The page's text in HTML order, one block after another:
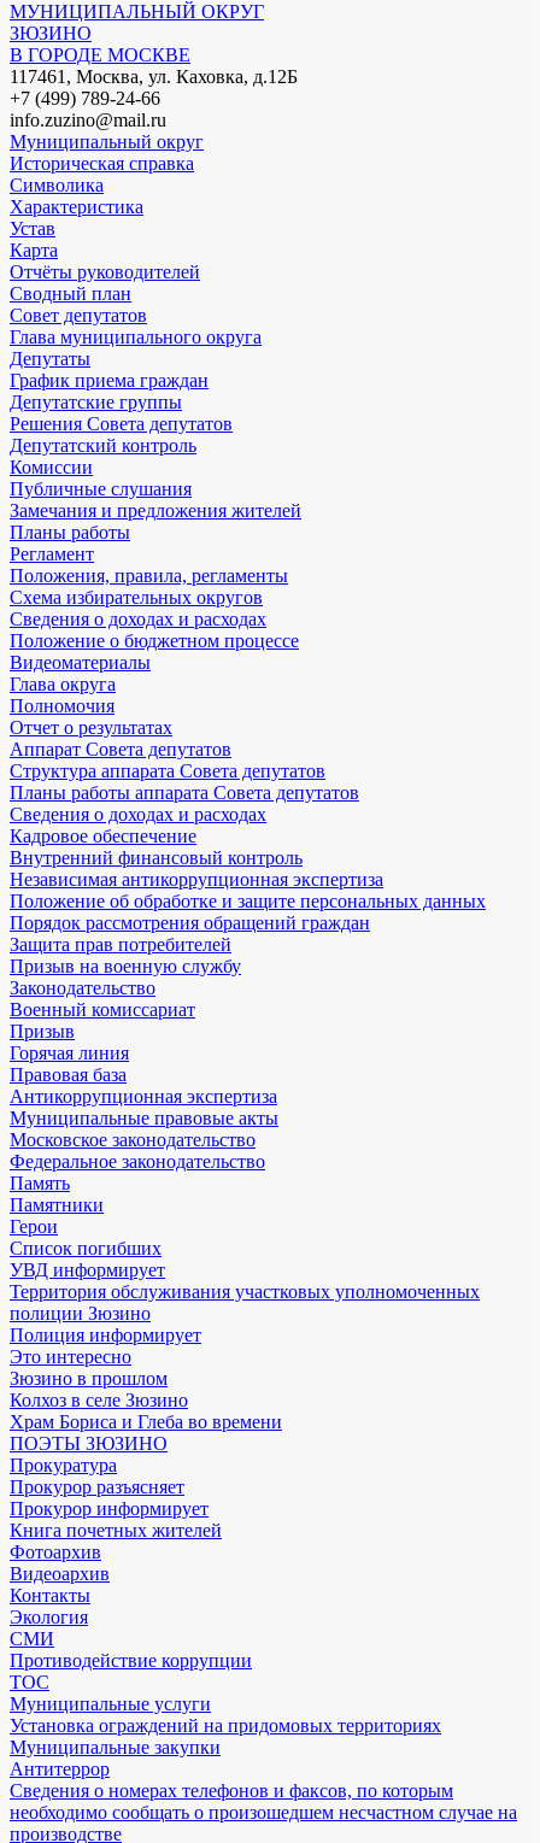
МУНИЦИПАЛЬНЫЙ ОКРУГ
ЗЮЗИНО
В ГОРОДЕ МОСКВЕ
117461, Москва, ул. Каховка, д.12Б
+7 (499) 789-24-66
info.zuzino@mail.ru
Муниципальный округ
Историческая справка
Символика
Характеристика
Устав
Карта
Отчёты руководителей
Сводный план
Совет депутатов
Глава муниципального округа
Депутаты
График приема граждан
Депутатские группы
Решения Совета депутатов
Депутатский контроль
Комиссии
Публичные слушания
Замечания и предложения жителей
Планы работы
Регламент
Положения, правила, регламенты
Схема избирательных округов
Сведения о доходах и расходах
Положение о бюджетном процессе
Видеоматериалы
Глава округа
Полномочия
Отчет о результатах
Аппарат Совета депутатов
Структура аппарата Совета депутатов
Планы работы аппарата Совета депутатов
Сведения о доходах и расходах
Кадровое обеспечение
Внутренний финансовый контроль
Независимая антикоррупционная экспертиза
Положение об обработке и защите персональных данных
Порядок рассмотрения обращений граждан
Защита прав потребителей
Призыв на военную службу
Законодательство
Военный комиссариат
Призыв
Горячая линия
Правовая база
Антикоррупционная экспертиза
Муниципальные правовые акты
Московское законодательство
Федеральное законодательство
Память
Памятники
Герои
Список погибших
УВД информирует
Территория обслуживания участковых уполномоченных
полиции Зюзино
Полиция информирует
Это интересно
Зюзино в прошлом
Колхоз в селе Зюзино
Храм Бориса и Глеба во времени
ПОЭТЫ ЗЮЗИНО
Прокуратура
Прокурор разъясняет
Прокурор информирует
Книга почетных жителей
Фотоархив
Видеоархив
Контакты
Экология
СМИ
Противодействие коррупции
ТОС
Муниципальные услуги
Установка ограждений на придомовых территориях
Муниципальные закупки
Антитеррор
Сведения о номерах телефонов и факсов, по которым
необходимо сообщать о произошедшем несчастном случае на
производстве